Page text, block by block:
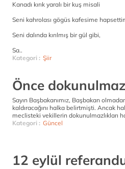
Kanadı kırık yaralı bir kuş misali
Seni kahrolası gögüs kafesime
Seni dalında kırılmış bir gül gibi,
Sa..
Kategori : Şiir
Önce
Sayın Başbakanımız, Başbakan
kaldıracağını halka belirtmişti. Ancak
meclisteki vekillerin dokunulmazlıkları
Kategori : Güncel
12 eylül